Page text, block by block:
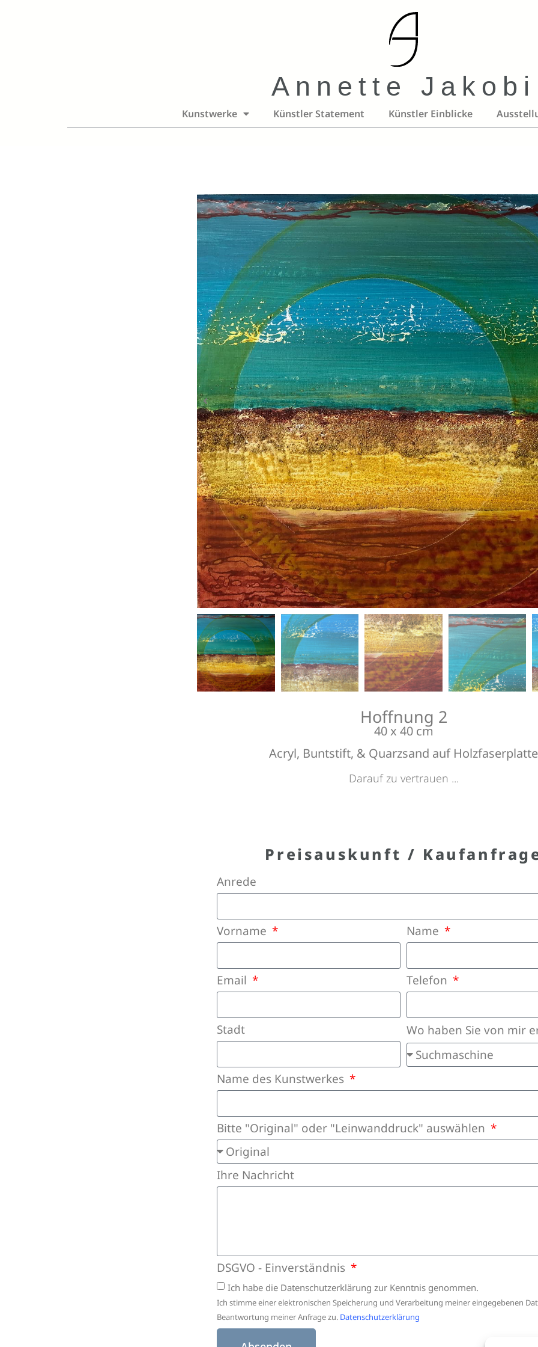
Annette Jakobi
Kunstwerke Künstler Statement Künstler Einblicke
Hoffnung 2
40 x 40 cm
Acryl, Buntstift, & Quarzsand auf Holzfaserplatte
Darauf zu vertrauen ...
Preisauskunft /
Anrede
Vorname Name
Email Telefon
Stadt Wo haben Sie von mir
Name des Kunstwerkes
Bitte "Original" oder "Leinwanddruck" auswählen
Ihre Nachricht
DSGVO - Einverständnis
Ich habe die Datenschutzerklärung zur Kenntnis genommen.
Ich stimme einer elektronischen Speicherung und Verarbeitung meiner eingegebenen
Beantwortung meiner Anfrage zu. Datenschutzerklärung